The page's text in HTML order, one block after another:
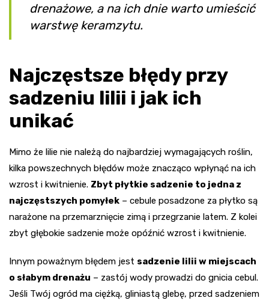
drenażowe, a na ich dnie warto umieścić
warstwę keramzytu.
Najczęstsze błędy przy
sadzeniu lilii i jak ich
unikać
Mimo że lilie nie należą do najbardziej wymagających roślin,
kilka powszechnych błędów może znacząco wpłynąć na ich
wzrost i kwitnienie. Zbyt płytkie sadzenie to jedna z
najczęstszych pomyłek – cebule posadzone za płytko są
narażone na przemarznięcie zimą i przegrzanie latem. Z kolei
zbyt głębokie sadzenie może opóźnić wzrost i kwitnienie.
Innym poważnym błędem jest sadzenie lilii w miejscach
o słabym drenażu – zastój wody prowadzi do gnicia cebul.
Jeśli Twój ogród ma ciężką, gliniastą glebę, przed sadzeniem